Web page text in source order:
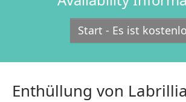
Start - Es ist
Enthüllung von